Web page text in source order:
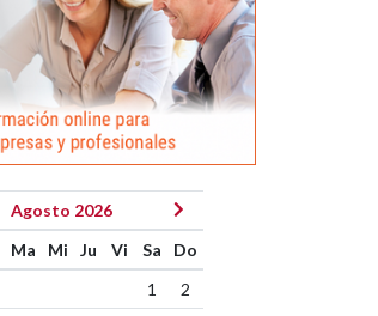
Agosto 2026
Ma Mi Ju Vi Sa
Do
1
2